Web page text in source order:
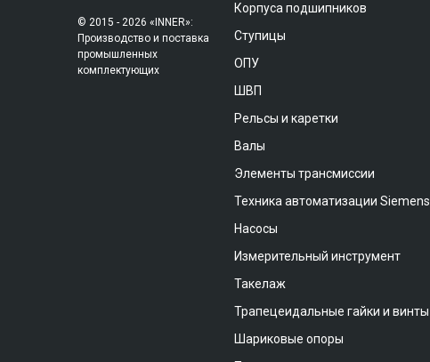
© 2015 - 2026 «INNER»:
Производство и поставка
промышленных
комплектующих
Корпуса подшипников
Ступицы
ОПУ
ШВП
Рельсы и каретки
Валы
Элементы трансмиссии
Техника автоматизации Siemens
Насосы
Измерительный инструмент
Такелаж
Трапецеидальные гайки и винты
Шариковые опоры